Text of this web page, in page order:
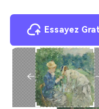
Essayez